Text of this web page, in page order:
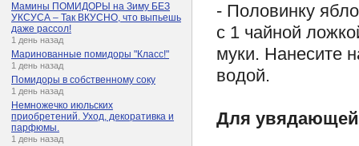
- Половинку
с 1 чайной
муки. Нанесите
водой.
Для
Мамины ПОМИДОРЫ на Зиму БЕЗ
УКСУСА – Так ВКУСНО, что выпьешь
даже рассол!
1 день назад
Маринованные помидоры "Класс!"
1 день назад
Помидоры в собственному соку
1 день назад
Немножечко июльских
приобретений. Уход, декоративка и
парфюмы.
1 день назад